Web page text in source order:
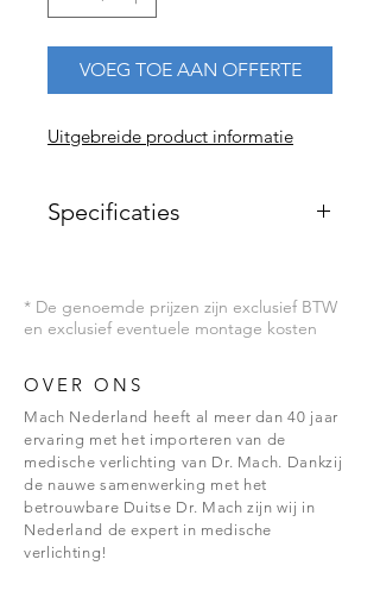
VOEG TOE AAN OFFERTE
Uitgebreide product informatie
Specificaties
Kleurtemperatuur 4.500K
Elektronische trafo 100-250V 50-60 Hz
Aantal LED's 12
Inclusief dimmer
Aantal Lux 50.000 Lux (in 1 mtr)
* De genoemde prijzen zijn exclusief BTW
en exclusief eventuele montage kosten
OVER ONS
Mach Nederland heeft al meer dan 40 jaar
ervaring met het importeren van de
medische verlichting van Dr. Mach. Dankzij
de nauwe samenwerking met het
betrouwbare Duitse Dr. Mach zijn wij in
Nederland de expert in medische
verlichting!